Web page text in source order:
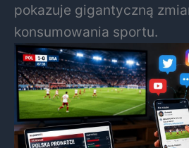
pokazuje gigantyczną
konsumowania sportu.